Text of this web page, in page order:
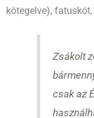
kötegelve),
Zsákolt
csak az